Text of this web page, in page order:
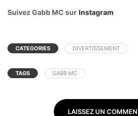
Suivez Gabb MC sur Instagram
CATEGORIES DIVERTISSEMENT
TAGS GABB MC
LAISSEZ UN